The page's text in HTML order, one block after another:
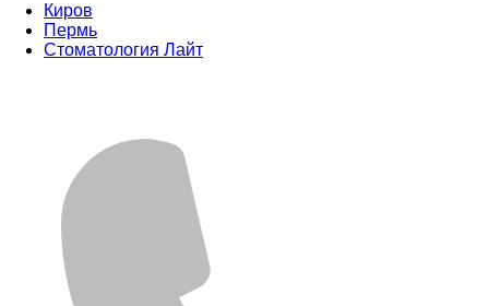
Киров
Пермь
Стоматология Лайт